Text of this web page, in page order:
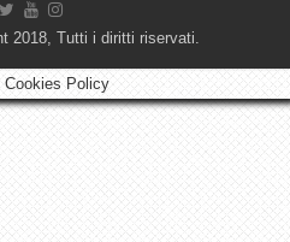
2018, Tutti i diritti riservati.
Cookies Policy